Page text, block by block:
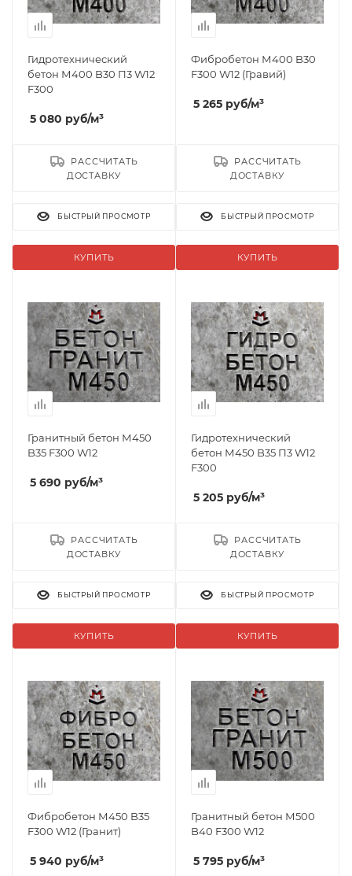
Гидротехнический
бетон М400 B30 П3 W12
F300
5 080 руб/м³
КУПИТЬ
РАССЧИТАТЬ
ДОСТАВКУ
БЫСТРЫЙ ПРОСМОТР
Фибробетон М400 B30
F300 W12 (Гравий)
5 265 руб/м³
КУПИТЬ
РАССЧИТАТЬ
ДОСТАВКУ
БЫСТРЫЙ ПРОСМОТР
Гранитный бетон М450
B35 F300 W12
5 690 руб/м³
КУПИТЬ
РАССЧИТАТЬ
ДОСТАВКУ
БЫСТРЫЙ ПРОСМОТР
Гидротехнический
бетон М450 B35 П3 W12
F300
5 205 руб/м³
КУПИТЬ
РАССЧИТАТЬ
ДОСТАВКУ
БЫСТРЫЙ ПРОСМОТР
Фибробетон М450 B35
F300 W12 (Гранит)
5 940 руб/м³
Гранитный бетон М500
B40 F300 W12
5 795 руб/м³